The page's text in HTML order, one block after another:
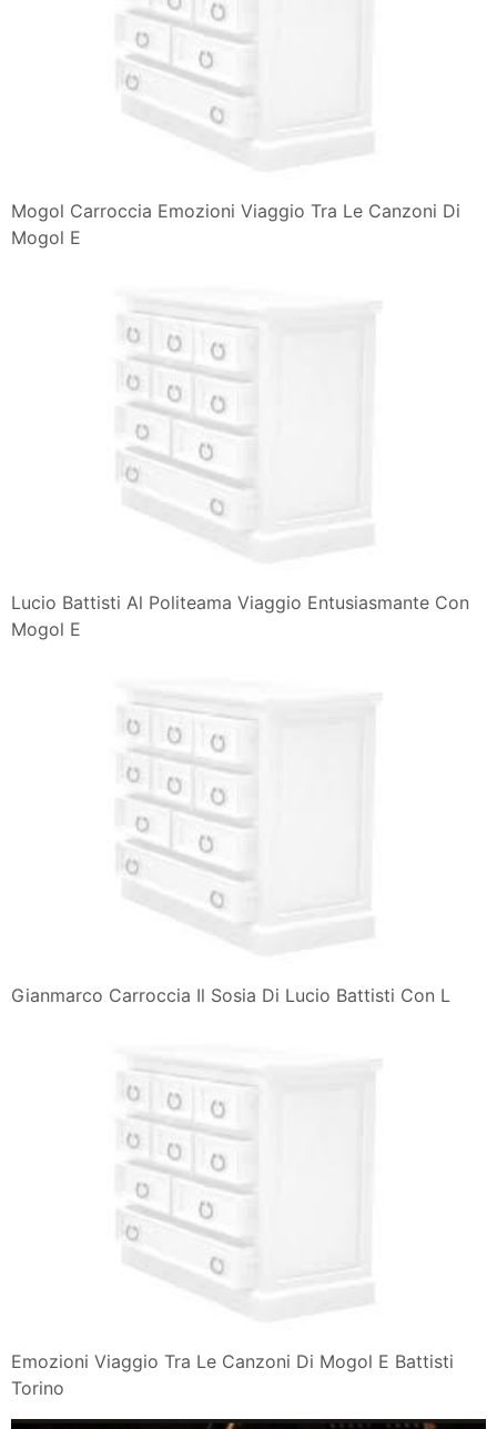
Mogol Carroccia Emozioni Viaggio Tra Le Canzoni Di
Mogol E
Lucio Battisti Al Politeama Viaggio Entusiasmante Con
Mogol E
Gianmarco Carroccia Il Sosia Di Lucio Battisti Con L
Emozioni Viaggio Tra Le Canzoni Di Mogol E Battisti
Torino